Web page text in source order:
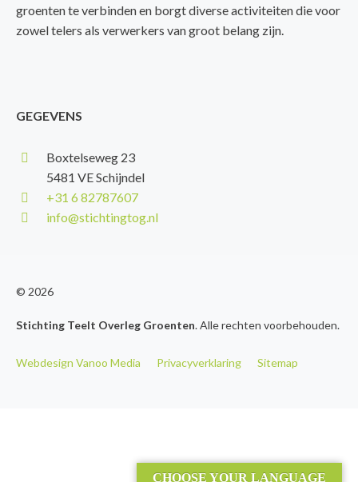
groenten te verbinden en borgt diverse activiteiten die voor
zowel telers als verwerkers van groot belang zijn.
GEGEVENS
Boxtelseweg 23
5481 VE Schijndel
+31 6 82787607
info@stichtingtog.nl
© 2026
Stichting Teelt Overleg Groenten. Alle rechten voorbehouden.
Webdesign Vanoo Media Privacyverklaring Sitemap
CHOOSE YOUR LANGUAGE